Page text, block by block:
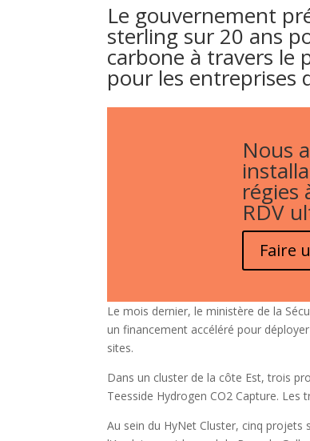
Le gouvernement
sterling sur 20 ans
carbone à travers le
pour les entreprises
Nous
régies
RDV
Faire
Le mois dernier, le ministère de la
un financement accéléré pour
sites.
Dans un cluster de la côte Est, trois
Teesside Hydrogen CO2 Capture.
Au sein du HyNet Cluster, cinq